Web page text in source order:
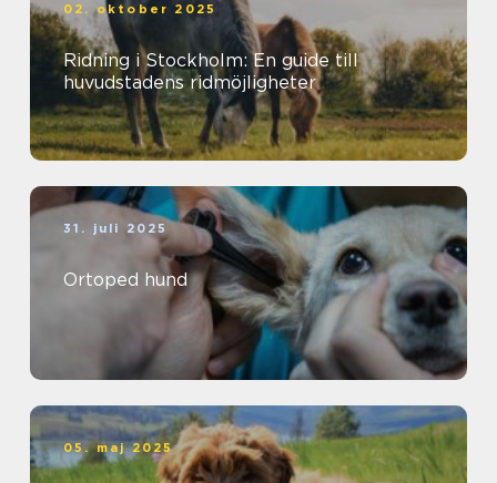
02. oktober 2025
Ridning i Stockholm: En guide till
huvudstadens ridmöjligheter
31. juli 2025
Ortoped hund
05. maj 2025